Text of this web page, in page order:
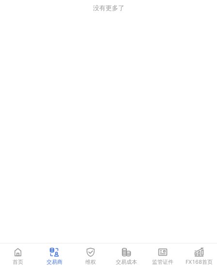
没有更多了
首页 交易商 维权 交易成本 监管证件 FX168首页